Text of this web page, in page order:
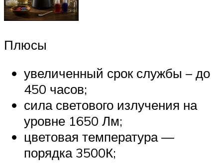
Плюсы
увеличенный срок службы – до
450 часов;
сила светового излучения на
уровне 1650 Лм;
цветовая температура —
порядка 3500К;